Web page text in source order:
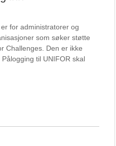
for administratorer og
som søker støtte
Challenges. Den er ikke
til UNIFOR skal